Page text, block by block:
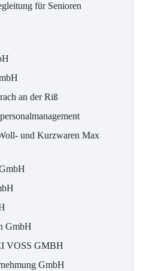
für Senioren
an der Riß
und Kurzwaren Max
GmbH
VOSS GMBH
GmbH